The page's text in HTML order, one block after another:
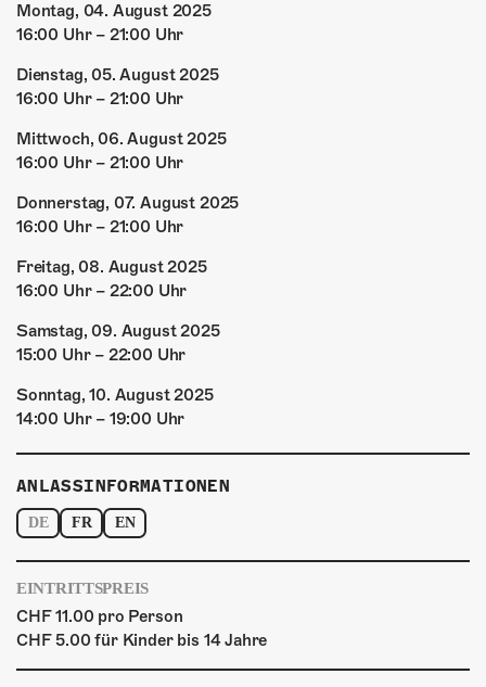
Montag, 04. August 2025
16:00 Uhr – 21:00 Uhr
Dienstag, 05. August 2025
16:00 Uhr – 21:00 Uhr
Mittwoch, 06. August 2025
16:00 Uhr – 21:00 Uhr
Donnerstag, 07. August 2025
16:00 Uhr – 21:00 Uhr
Freitag, 08. August 2025
16:00 Uhr – 22:00 Uhr
Samstag, 09. August 2025
15:00 Uhr – 22:00 Uhr
Sonntag, 10. August 2025
14:00 Uhr – 19:00 Uhr
ANLASSINFORMATIONEN
DE FR EN
EINTRITTSPREIS
CHF 11.00 pro Person
CHF 5.00 für Kinder bis 14 Jahre